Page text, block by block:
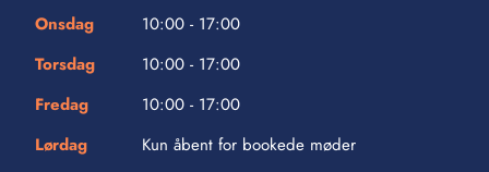
Onsdag
10:00 - 17:00
Torsdag
10:00 - 17:00
Fredag
10:00 - 17:00
Lørdag
Kun åbent for bookede møder